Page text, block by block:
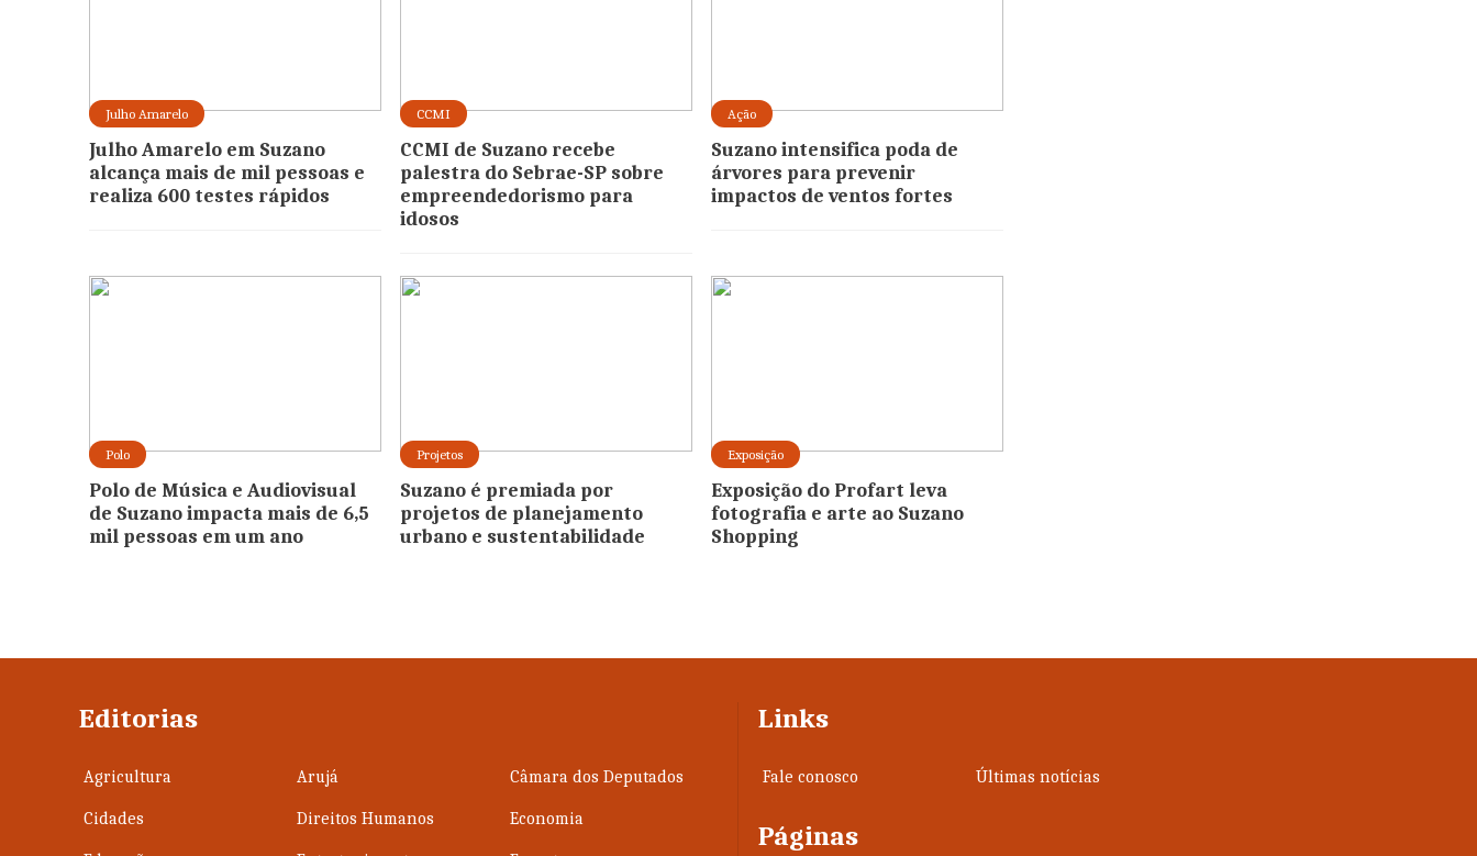
Julho Amarelo
Julho Amarelo em Suzano
alcança mais de mil pessoas e
realiza 600 testes rápidos
CCMI
CCMI de Suzano recebe
palestra do Sebrae-SP sobre
empreendedorismo para
idosos
Ação
Suzano intensifica poda de
árvores para prevenir
impactos de ventos fortes
Polo
Polo de Música e Audiovisual
de Suzano impacta mais de 6,5
mil pessoas em um ano
Projetos
Suzano é premiada por
projetos de planejamento
urbano e sustentabilidade
Exposição
Exposição do Profart leva
fotografia e arte ao Suzano
Shopping
Editorias
Agricultura Arujá Câmara dos Deputados
Cidades Direitos Humanos Economia
Links
Fale conosco Últimas notícias
Páginas